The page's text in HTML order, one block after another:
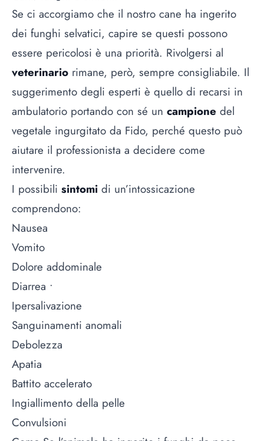
Se ci accorgiamo che il nostro cane ha ingerito
dei funghi selvatici, capire se questi possono
essere pericolosi è una priorità. Rivolgersi al
veterinario rimane, però, sempre consigliabile. Il
suggerimento degli esperti è quello di recarsi in
ambulatorio portando con sé un campione del
vegetale ingurgitato da Fido, perché questo può
aiutare il professionista a decidere come
intervenire.
I possibili sintomi di un’intossicazione
comprendono:
Nausea
Vomito
Dolore addominale
Diarrea •
Ipersalivazione
Sanguinamenti anomali
Debolezza
Apatia
Battito accelerato
Ingiallimento della pelle
Convulsioni